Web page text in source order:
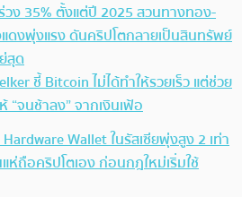
วง 35% ตั้งแต่ปี 2025 สวนทางทอง-
ดงพุ่งแรง ดันคริปโตกลายเป็นสินทรัพย์
สุด
ชี้ Bitcoin ไม่ได้ทำให้รวยเร็ว แต่ช่วย
“จนช้าลง” จากเงินเฟ้อ
Wallet ในรัสเซียพุ่งสูง 2 เท่า
ห่ถือคริปโตเอง ก่อนกฎใหม่เริ่มใช้